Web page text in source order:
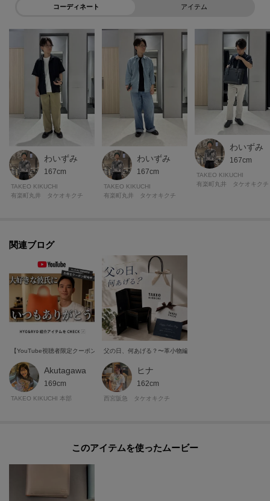
コーディネート アイテム
わいずみ
167cm
TAKEO KIKUCHI
有楽町丸井 タケオキクチ
わいずみ
167cm
TAKEO KIKUCHI
有楽町丸井 タケオキクチ
わいずみ
167cm
TAKEO KIKUCHI
有楽町丸井 タケオキクチ
関連ブログ
【YouTube視聴者限定クーポンあり！】HYO&RYOさん紹介アイテムはこちら！
Akutagawa
169cm
TAKEO KIKUCHI 本部
父の日、何あげる？〜革小物編〜
ヒナ
162cm
西宮阪急 タケオキクチ
このアイテムを使ったムービー